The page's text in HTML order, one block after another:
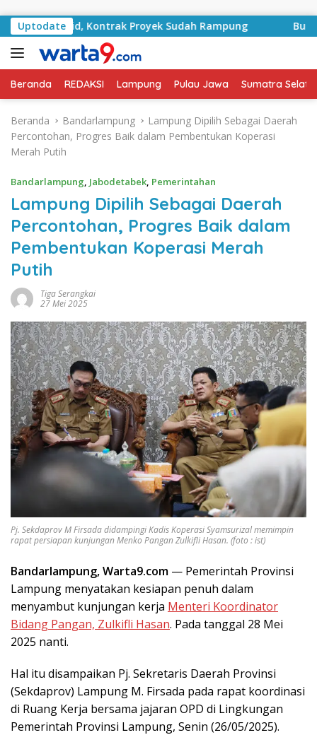
UptodateKontrak Proyek Sudah Rampung Bulan
Beranda REDAKSI Lampung Pulau Jawa Sumatra
Beranda Bandarlampung
Lampung Dipilih Sebagai Daerah
Percontohan, Progres Baik dalam Pembentukan Koperasi
Merah Putih
Bandarlampung, Jabodetabek, Pemerintahan
Lampung Dipilih Sebagai Daerah
Percontohan, Progres Baik dalam
Pembentukan Koperasi Merah
Putih
Tiga Serangkai
27 Mei 2025
Pj. Sekdaprov M Firsada didampingi Kadis Koperasi Syamsurizal memimpin
rapat persiapan kunjungan Menko Pangan Zulkifli Hasan. (foto : ist)
Bandarlampung, Warta9.com — Pemerintah Provinsi
Lampung menyatakan kesiapan penuh dalam
menyambut kunjungan kerja Menteri Koordinator
Bidang Pangan, Zulkifli Hasan. Pada tanggal 28 Mei
2025 nanti.
Hal itu disampaikan Pj. Sekretaris Daerah Provinsi
(Sekdaprov) Lampung M. Firsada pada rapat koordinasi
di Ruang Kerja bersama jajaran OPD di Lingkungan
Pemerintah Provinsi Lampung, Senin (26/05/2025).